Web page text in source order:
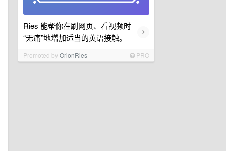
Ries 能帮你在刷网页、看视频时
“无痛”地增加适当的英语接触。
›
Promoted byOrionRies PRO